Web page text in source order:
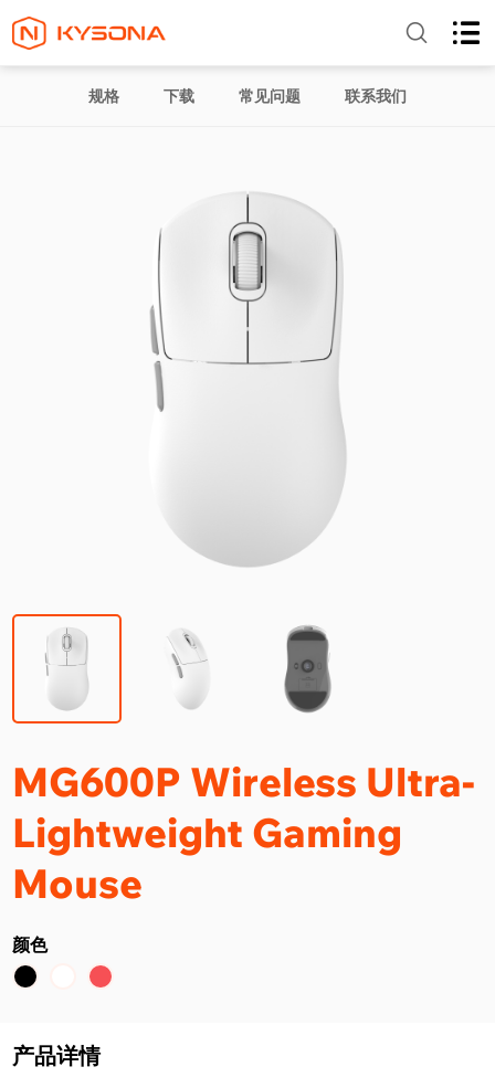
规格 下载 常见问题 联系我们
MG600P Wireless Ultra-
Lightweight Gaming
Mouse
颜色
产品详情